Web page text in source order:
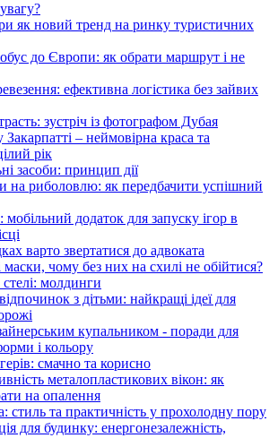
як новий тренд на ринку туристичних
до Європи: як обрати маршрут і не
ефективна логістика без зайвих
зустріч із фотографом Дубая
– неймовірна краса та
рік
засоби: принцип дії
на риболовлю: як передбачити успішний
додаток для запуску ігор в
варто звертатися до адвоката
маски, чому без них на схилі не обійтися?
стелі: молдинги
з дітьми: найкращі ідеї для
купальником - поради для
і кольору
смачно та корисно
металопластикових вікон: як
на опалення
стиль та практичність у прохолодну пору
для будинку: енергонезалежність,